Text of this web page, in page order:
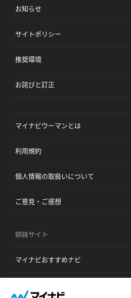
お知らせ
サイトポリシー
推奨環境
お詫びと訂正
マイナビウーマンとは
利用規約
個人情報の取扱いについて
ご意見・ご感想
姉妹サイト
マイナビおすすめナビ